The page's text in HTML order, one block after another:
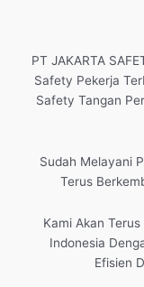
PT JAKARTA
Safety Pekerja
Safety Tangan
Sudah Melayani
Terus
Kami Akan
Indonesia
Efisien